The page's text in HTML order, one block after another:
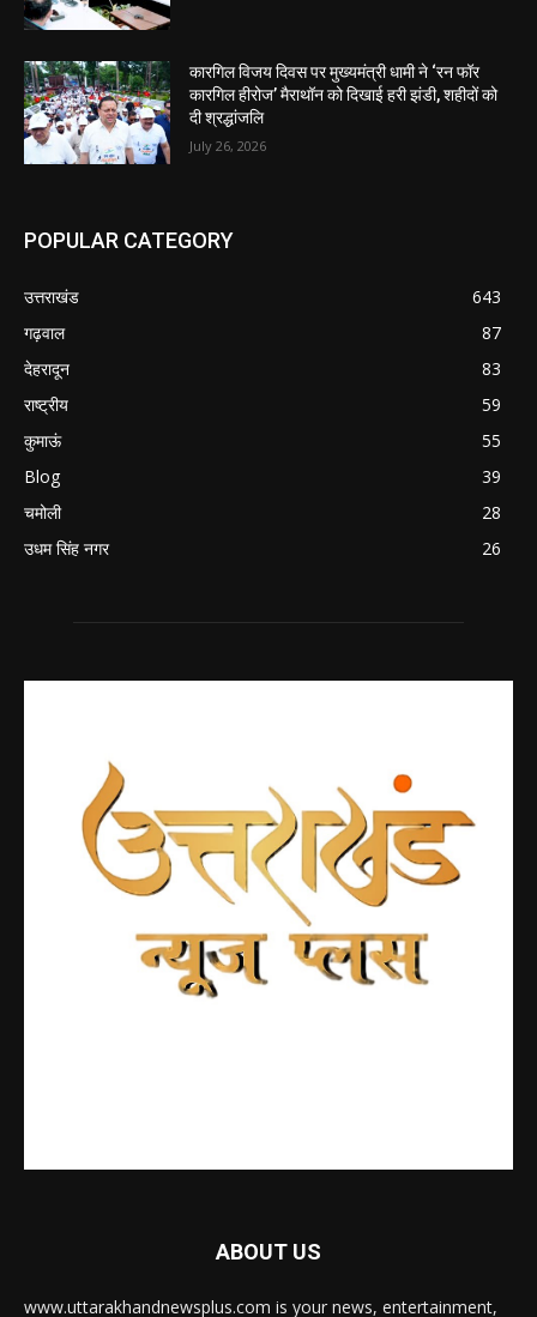
कारगिल विजय दिवस पर मुख्यमंत्री धामी ने ‘रन फॉर
कारगिल हीरोज’ मैराथॉन को दिखाई हरी झंडी, शहीदों को
दी श्रद्धांजलि
July 26, 2026
POPULAR CATEGORY
उत्तराखंड
643
गढ़वाल
87
देहरादून
83
राष्ट्रीय
59
कुमाऊं
55
Blog
39
चमोली
28
उधम सिंह नगर
26
ABOUT US
www.uttarakhandnewsplus.com is your news, entertainment,